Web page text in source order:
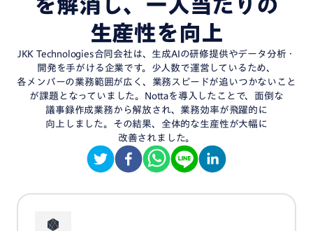
を解消し、 一人当たり の
生産性を向上
JKK Technologies合同会社 は、 生成AI の研修提供やデータ分析・
開発 を手がける 企業です。 少人数で運営 している ため、
各メンバーの業務範囲 が広く、 業務スピードが追いつかない こと
が課題 となっていました。 Nottaを導入 した ことで、 面倒 な
議事録作成業務 から解放され、 業務効率が飛躍的 に
向上しました。 その結果、 全体的な生産性が大幅に
改善されました。